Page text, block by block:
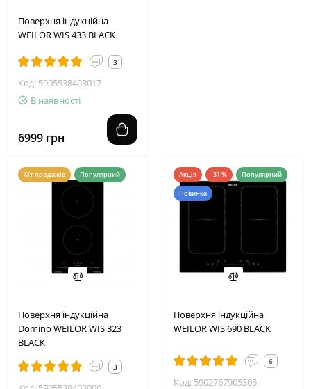
Поверхня індукційна
WEILOR WIS 433 BLACK
3
Код: 5905538403017
В наявності
6999 грн
Хіт продажів Популярний
Поверхня індукційна
Domino WEILOR WIS 323
BLACK
3
Акція -31 % Популярний
Новинка
Поверхня індукційна
WEILOR WIS 690 BLACK
6
Код: 5902767905305